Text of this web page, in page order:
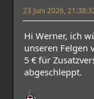
23 Juni 2026,
Hi Werner, ich
unseren Felgen
5 € für
abgeschleppt.